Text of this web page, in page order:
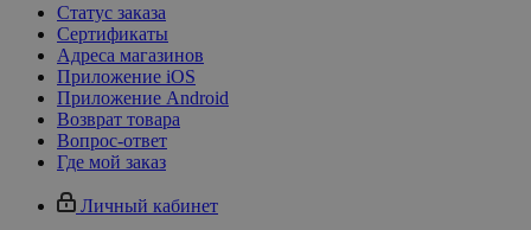
Статус заказа
Сертификаты
Адреса магазинов
Приложение iOS
Приложение Android
Возврат товара
Вопрос-ответ
Где мой заказ
Личный кабинет